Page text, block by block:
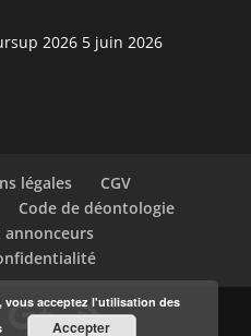
2026 5 juin 2026
légales
CGV
Code de déontologie
annonceurs
vous acceptez l'utilisation des
Accepter